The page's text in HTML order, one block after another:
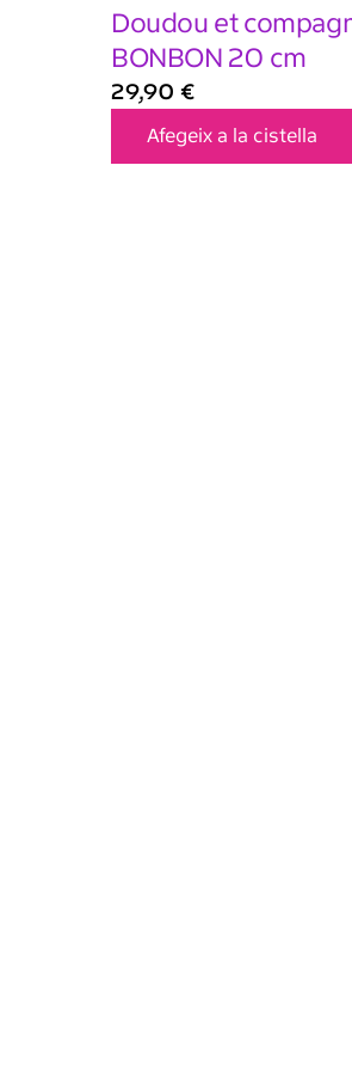
Doudou et
BONBON 20 cm
29,90 €
Afegeix a la cistella